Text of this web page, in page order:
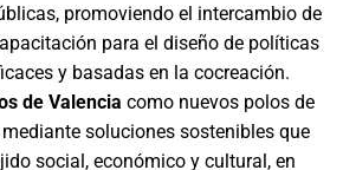
promoviendo el intercambio de
para el diseño de políticas
y basadas en la cocreación.
de Valencia como nuevos polos de
soluciones sostenibles que
social, económico y cultural, en